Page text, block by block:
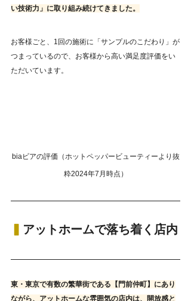
い技術力」に取り組み続けてきました。
お客様ごと、1回の施術に「サンプルのこだわり」が
つまっているので、お客様から高い満足度評価をい
ただいています。
biaビアの評価（ホットペッパービューティーより抜
粋2024年7月時点）
アットホームで落ち着く店内
東・東京で有数の繁華街である【門前仲町】にあり
ながら、アットホームな雰囲気の店内は、開放感と